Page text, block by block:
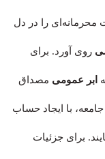
محرمانه‌ای را در دل
روی آورد. برای
ابر عمومی مصداق
با ایجاد حساب
برای جزئیات